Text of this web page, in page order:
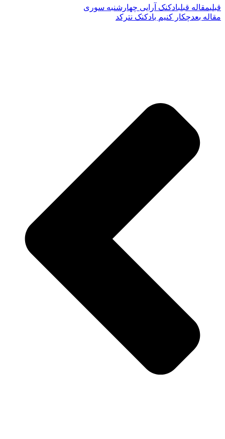
قبلیمقاله قبلبادکنک آرایی چهارشنبه سوری
مقاله بعدچکار کنیم بادکنک نترکد